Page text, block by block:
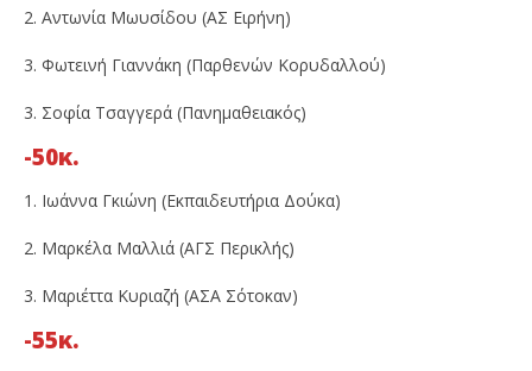
2. Αντωνία Μωυσίδου (ΑΣ Ειρήνη)
3. Φωτεινή Γιαννάκη (Παρθενών Κορυδαλλού)
3. Σοφία Τσαγγερά (Πανημαθειακός)
-50κ.
1. Ιωάννα Γκιώνη (Εκπαιδευτήρια Δούκα)
2. Μαρκέλα Μαλλιά (ΑΓΣ Περικλής)
3. Μαριέττα Κυριαζή (ΑΣΑ Σότοκαν)
-55κ.